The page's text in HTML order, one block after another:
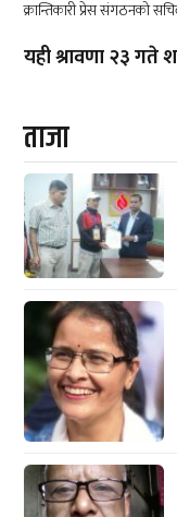
यही श्रावणा २३ गते
ताजा